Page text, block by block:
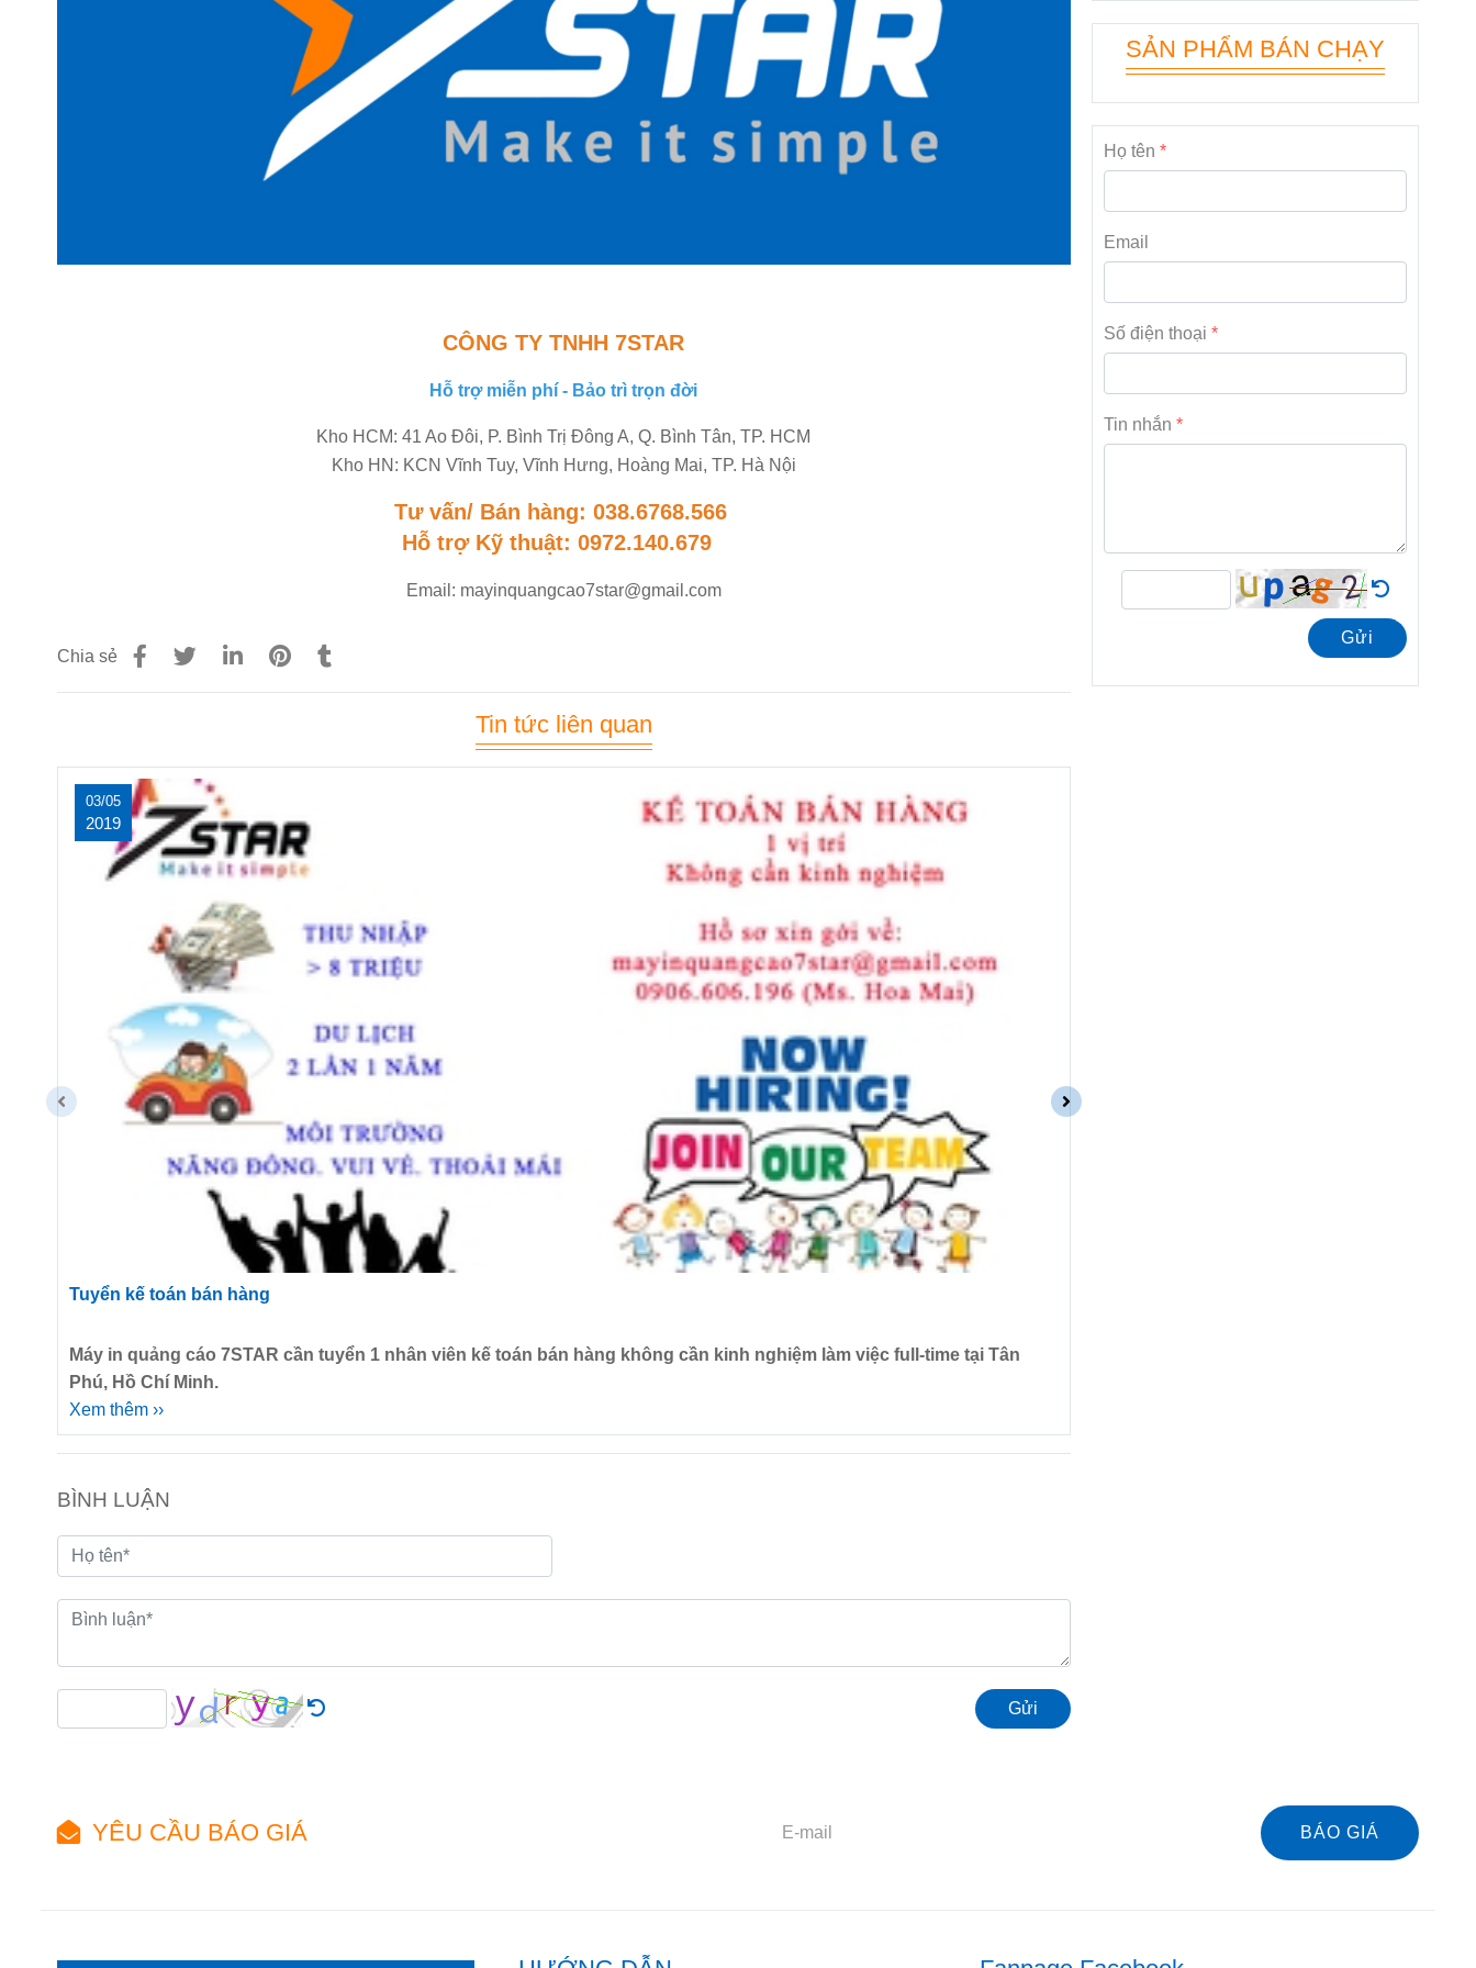
CÔNG TY TNHH 7STAR
Hỗ trợ miễn phí - Bảo trì trọn đời
Kho HCM: 41 Ao Đôi, P. Bình Trị Đông A, Q. Bình Tân, TP. HCM
Kho HN: KCN Vĩnh Tuy, Vĩnh Hưng, Hoàng Mai, TP. Hà Nội
Tư vấn/ Bán hàng: 038.6768.566
Hỗ trợ Kỹ thuật: 0972.140.679
Email: mayinquangcao7star@gmail.com
Chia sẻ
Tin tức liên quan
Tuyển kế toán bán hàng
03/05
2019
Máy in quảng cáo 7STAR cần tuyển 1 nhân viên kế toán bán hàng không cần kinh nghiệm làm việc full-time tại Tân
Phú, Hồ Chí Minh.
Xem thêm ››
BÌNH LUẬN
Gửi
SẢN PHẨM BÁN CHẠY
Họ tên
Email
Số điện thoại
Tin nhắn
Gửi
YÊU CẦU BÁO GIÁ BÁO GIÁ